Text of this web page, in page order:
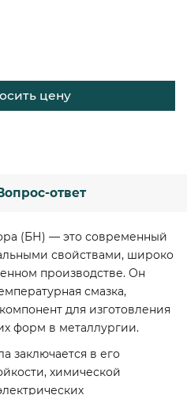
цену
ответ
(БН) — это современный
свойствами, широко
производстве. Он
смазка,
для изготовления
форм в металлургии.
заключается в его
химической